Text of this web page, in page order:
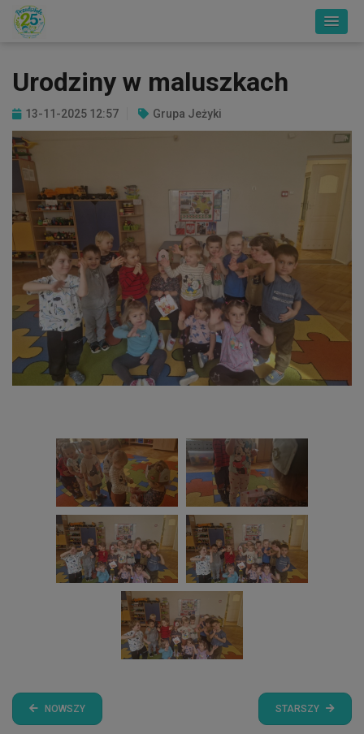
Urodziny w maluszkach
13-11-2025 12:57 Grupa Jeżyki
NOWSZY STARSZY